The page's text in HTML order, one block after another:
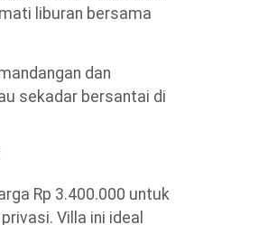
liburan bersama
dan
sekadar bersantai di
Rp 3.400.000 untuk
Villa ini ideal